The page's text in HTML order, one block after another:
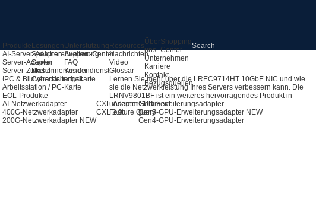
Produkte
AI-Server-Adapter
Server-Adapter
Server-Zubehör
IPC & Bildverarbeitungskarte
Arbeitsstation / PC-Karte
EOL-Produkte
AI-Netzwerkadapter
400G-Netzwerkadapter
200G-Netzwerkadapter NEW
CXL-Adapter
CXL 2.0
GPU-Erweiterungsadapter
Gen5-GPU-Erweiterungsadapter NEW
Gen4-GPU-Erweiterungsadapter
Lösungen
Speichererweiterung
Server
Maschinenvision
Cybersicherheit
Unterstützung
Support-Center
FAQ
Kundendienst
Resources
Nachrichten
Video
Glossar
Lernen Sie mehr über die LREC9714HT 10GbE NIC und wie
sie die Netzwerkleistung Ihres Servers verbessern kann. Die
LRNV9801BF ist ein weiteres hervorragendes Produkt in
unserem Sortiment.
Feature Query
Über
uns
Unternehmen
Karriere
Kontakt
Bezugsquellen
Shopping
Center